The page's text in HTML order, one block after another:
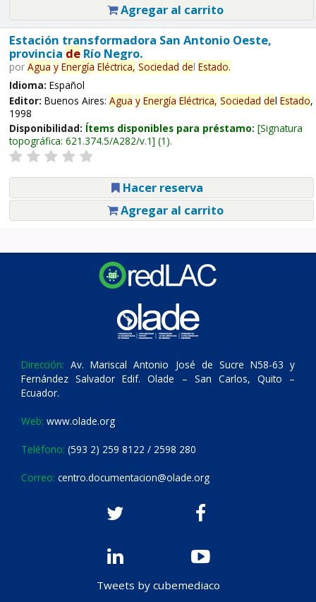
Agregar al carrito
Estación transformadora San Antonio Oeste,
provincia deRío Negro.
por Agua y Energía Eléctrica, Sociedad del Estado.
Idioma: Español
Editor: Buenos Aires: Agua y Energía Eléctrica, Sociedad del Estado,
1998
Disponibilidad: Ítems disponibles para préstamo: Signatura
topográfica: 621.374.5/A282/v.1 (1).
Hacer reserva
Agregar al carrito
Dirección: Av. Mariscal Antonio José de Sucre N58-63 y
Fernández Salvador Edif. Olade – San Carlos, Quito –
Ecuador.
Web: www.olade.org
Teléfono: (593 2) 259 8122 / 2598 280
Correo: centro.documentacion@olade.org
Tweets by cubemediaco